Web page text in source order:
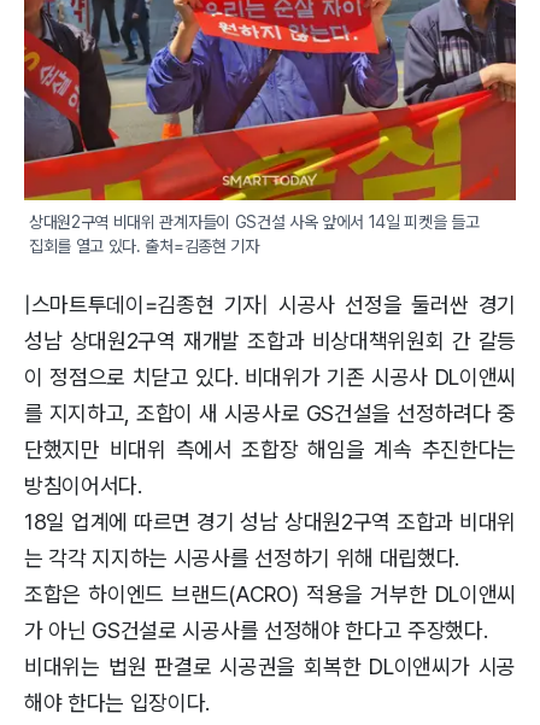
상대원2구역 비대위 관계자들이 GS건설 사옥 앞에서 14일 피켓을 들고
집회를 열고 있다. 출처=김종현 기자
|스마트투데이=김종현 기자| 시공사 선정을 둘러싼 경기
성남 상대원2구역 재개발 조합과 비상대책위원회 간 갈등
이 정점으로 치닫고 있다. 비대위가 기존 시공사 DL이앤씨
를 지지하고, 조합이 새 시공사로 GS건설을 선정하려다 중
단했지만 비대위 측에서 조합장 해임을 계속 추진한다는
방침이어서다.
18일 업계에 따르면 경기 성남 상대원2구역 조합과 비대위
는 각각 지지하는 시공사를 선정하기 위해 대립했다.
조합은 하이엔드 브랜드(ACRO) 적용을 거부한 DL이앤씨
가 아닌 GS건설로 시공사를 선정해야 한다고 주장했다.
비대위는 법원 판결로 시공권을 회복한 DL이앤씨가 시공
해야 한다는 입장이다.